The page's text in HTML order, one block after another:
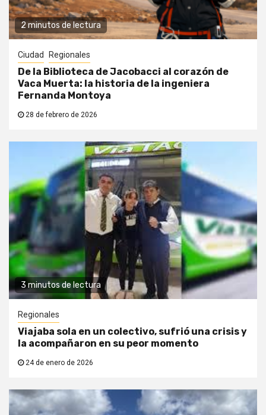
2 minutos de lectura
Ciudad Regionales
De la Biblioteca de Jacobacci al corazón de
Vaca Muerta: la historia de la ingeniera
Fernanda Montoya
28 de febrero de 2026
3 minutos de lectura
Regionales
Viajaba sola en un colectivo, sufrió una crisis y
la acompañaron en su peor momento
24 de enero de 2026